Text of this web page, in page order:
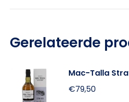
Gerelateerde
Mac-Talla
€79,50